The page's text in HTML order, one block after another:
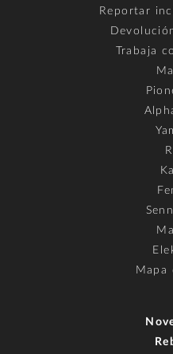
Reportar
Trabaja
Mapa